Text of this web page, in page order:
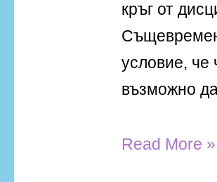
кръг от
условие, че
възможно
Read More »